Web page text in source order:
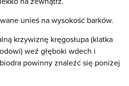
unieś na wysokość barków.
krzywiznę kręgosłupa (klatka
weź głęboki wdech i
powinny znaleźć się poniżej